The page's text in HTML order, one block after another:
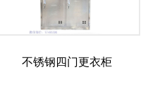
不锈钢四门更衣柜